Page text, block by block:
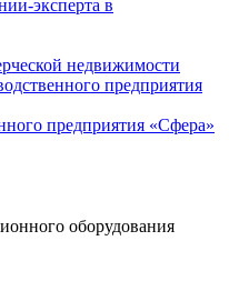
недвижимости
предприятия «Сфера»
оборудования